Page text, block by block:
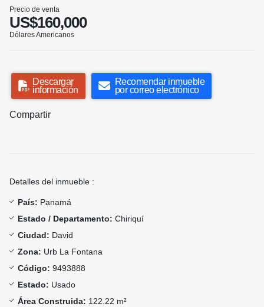
Precio de venta
US$160,000
Dólares Americanos
Descargar
información
Recomendar inmueble
por correo electrónico
Compartir
Detalles del inmueble :
País: Panamá
Estado / Departamento: Chiriquí
Ciudad: David
Zona: Urb La Fontana
Código: 9493888
Estado: Usado
Área Construida: 122.22 m²